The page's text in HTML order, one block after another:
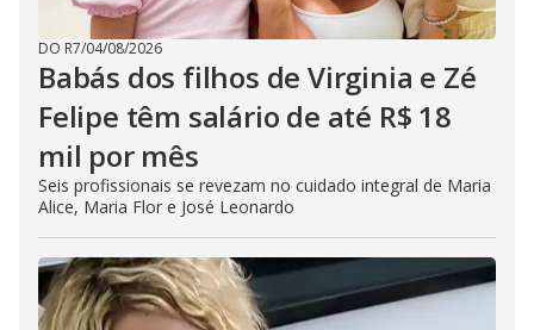
DO R7/04/08/2026
Babás dos filhos de Virginia e Zé
Felipe têm salário de até R$ 18
mil por mês
Seis profissionais se revezam no cuidado integral de Maria
Alice, Maria Flor e José Leonardo